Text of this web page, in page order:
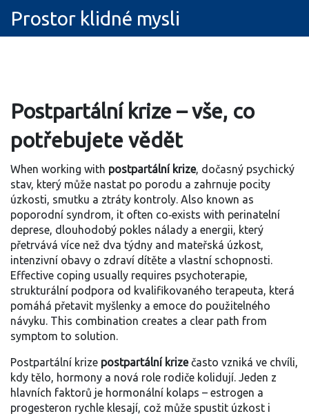
Prostor klidné mysli
Postpartální krize – vše, co
potřebujete vědět
When working with postpartální krize, dočasný psychický
stav, který může nastat po porodu a zahrnuje pocity
úzkosti, smutku a ztráty kontroly. Also known as
poporodní syndrom, it often co‑exists with perinatelní
deprese, dlouhodobý pokles nálady a energii, který
přetrvává více než dva týdny and mateřská úzkost,
intenzivní obavy o zdraví dítěte a vlastní schopnosti.
Effective coping usually requires psychoterapie,
strukturální podpora od kvalifikovaného terapeuta, která
pomáhá přetavit myšlenky a emoce do použitelného
návyku. This combination creates a clear path from
symptom to solution.
Postpartální krize postpartální krizečasto vzniká ve chvíli,
kdy tělo, hormony a nová role rodiče kolidují. Jeden z
hlavních faktorů je hormonální kolaps – estrogen a
progesteron rychle klesají, což může spustit úzkost i